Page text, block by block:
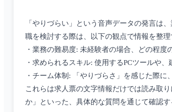
「やりづらい」という音声データの発言は
職を検討する際は、以下の観点で情報を整理
・業務の難易度: 未経験者の場合、どの程度
・求められるスキル: 使用するPCツールや
・チーム体制: 「やりづらさ」を感じた際に
これらは求人票の文字情報だけでは読み取
か」といった、具体的な質問を通じて確認す